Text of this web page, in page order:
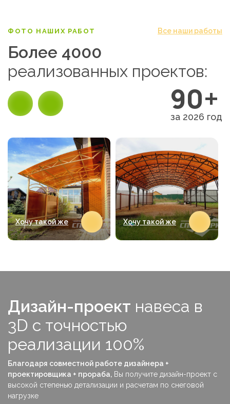
ФОТО НАШИХ РАБОТ Все наши работы
Более 4000
реализованных проектов:
90+
за 2026 год
Хочу такой же Хочу такой же
Дизайн-проект навеса в
3D с точностью
реализации 100%
Благодаря совместной работе дизайнера +
проектировщика + прораба, Вы получите дизайн-проект с
высокой степенью детализации и расчетам по снеговой
нагрузке